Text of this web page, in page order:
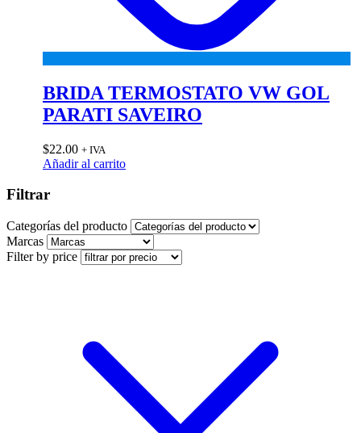
BRIDA TERMOSTATO VW GOL
PARATI SAVEIRO
$22.00 + IVA
Añadir al carrito
Filtrar
Categorías del producto
Marcas
Filter by price